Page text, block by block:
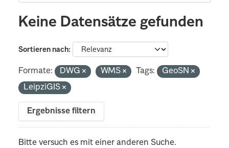
Keine Datensätze gefunden
Sortieren nach
Formate: DWG WMS Tags:
GeoSN
LeipziGIS
Ergebnisse filtern
Bitte versuch es mit einer anderen Suche.